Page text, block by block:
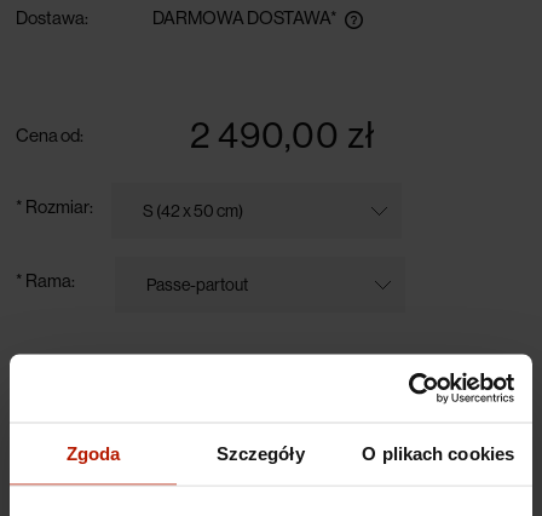
Zgoda Szczegóły O plikach cookies
Dostawa:
DARMOWA DOSTAWA*
Cena od: 2 490,00 zł
* Rozmiar:
* Rama:
do koszyka